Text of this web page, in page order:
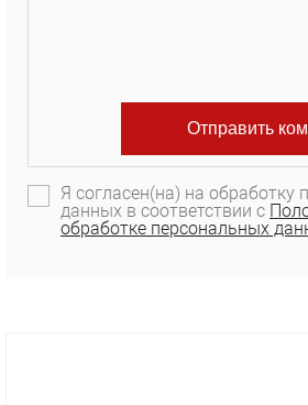
Я согласен(на) на обработку
данных в соответствии с
обработке персональных